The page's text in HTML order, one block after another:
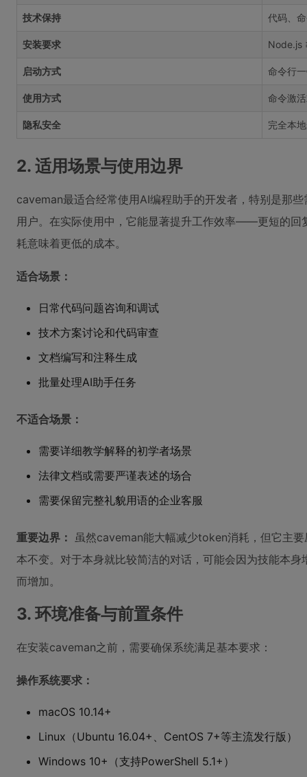
技术保持 代码、
安装要求 Node.js
启动方式 命令行
使用方式 命令激
隐私安全 完全本
2. 适用场景与使用边界
caveman最适合经常使用AI编程助手的开发者，特别是那
用户。在实际使用中，它能显著提升工作效率——更短的回
耗意味着更低的成本。
适合场景：
日常代码问题咨询和调试
技术方案讨论和代码审查
文档编写和注释生成
批量处理AI助手任务
不适合场景：
需要详细教学解释的初学者场景
法律文档或需要严谨表述的场合
需要保留完整礼貌用语的企业客服
重要边界：
虽然caveman能大幅减少token消耗，但它主
本不变。对于本身就比较简洁的对话，可能会因为技能本
而增加。
3. 环境准备与前置条件
在安装caveman之前，需要确保系统满足基本要求：
操作系统要求：
macOS 10.14+
Linux（Ubuntu 16.04+、CentOS 7+等主流发行版）
Windows 10+（支持PowerShell 5.1+）